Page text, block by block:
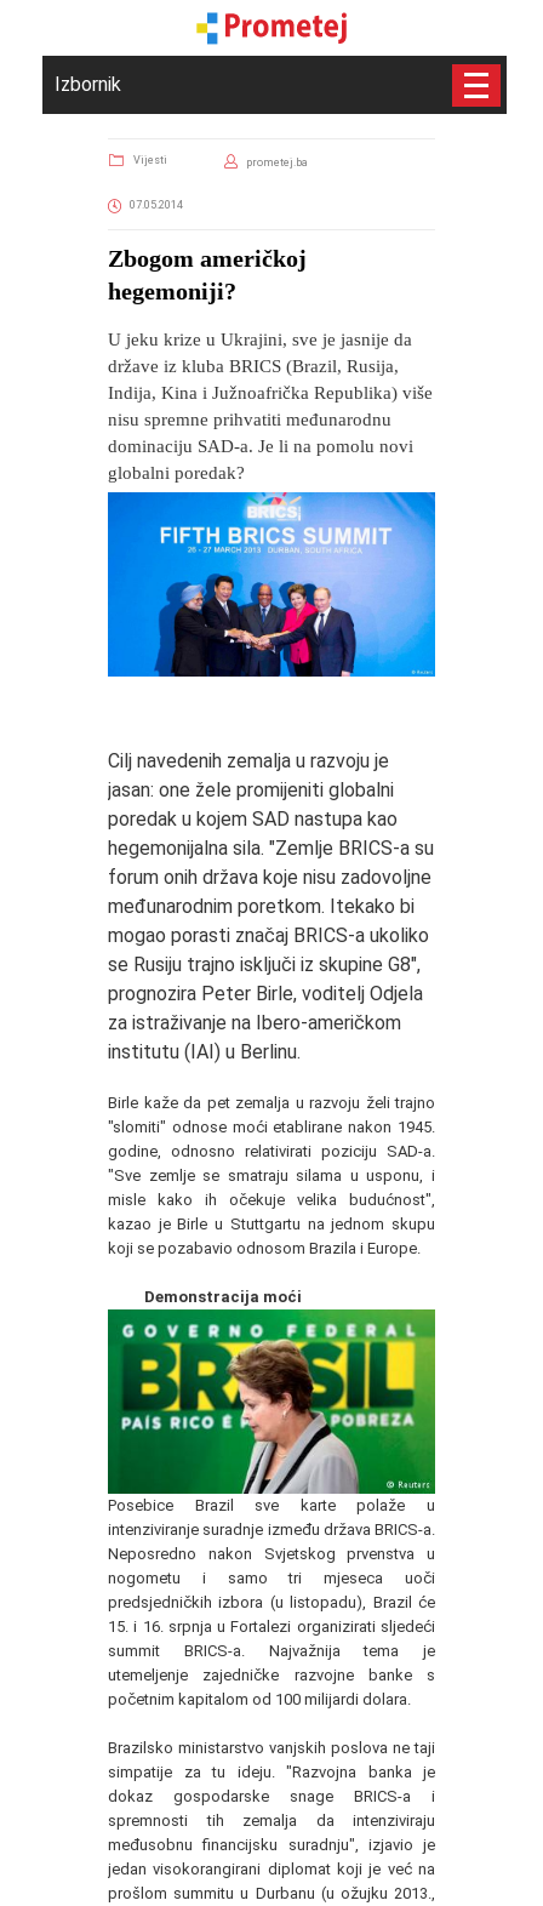
Izbornik
Vijesti prometej.ba
07.05.2014
Zbogom američkoj
hegemoniji?
U jeku krize u Ukrajini, sve je jasnije da
države iz kluba BRICS (Brazil, Rusija,
Indija, Kina i Južnoafrička Republika) više
nisu spremne prihvatiti međunarodnu
dominaciju SAD-a. Je li na pomolu novi
globalni poredak?
Cilj navedenih zemalja u razvoju je
jasan: one žele promijeniti globalni
poredak u kojem SAD nastupa kao
hegemonijalna sila. "Zemlje BRICS-a su
forum onih država koje nisu zadovoljne
međunarodnim poretkom. Itekako bi
mogao porasti značaj BRICS-a ukoliko
se Rusiju trajno isključi iz skupine G8",
prognozira Peter Birle, voditelj Odjela
za istraživanje na Ibero-američkom
institutu (IAI) u Berlinu.
Birle kaže da pet zemalja u razvoju želi trajno
"slomiti" odnose moći etablirane nakon 1945.
godine, odnosno relativirati poziciju SAD-a.
"Sve zemlje se smatraju silama u usponu, i
misle kako ih očekuje velika budućnost",
kazao je Birle u Stuttgartu na jednom skupu
koji se pozabavio odnosom Brazila i Europe.
Demonstracija moći
Posebice Brazil sve karte polaže u
intenziviranje suradnje između država BRICS-a.
Neposredno nakon Svjetskog prvenstva u
nogometu i samo tri mjeseca uoči
predsjedničkih izbora (u listopadu), Brazil će
15. i 16. srpnja u Fortalezi organizirati sljedeći
summit BRICS-a. Najvažnija tema je
utemeljenje zajedničke razvojne banke s
početnim kapitalom od 100 milijardi dolara.
Brazilsko ministarstvo vanjskih poslova ne taji
simpatije za tu ideju. "Razvojna banka je
dokaz gospodarske snage BRICS-a i
spremnosti tih zemalja da intenziviraju
međusobnu financijsku suradnju", izjavio je
jedan visokorangirani diplomat koji je već na
prošlom summitu u Durbanu (u ožujku 2013.,